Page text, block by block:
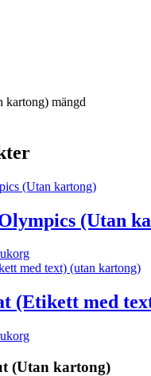
kartong) mängd
(Utan
(Etikett med
(Utan kartong)